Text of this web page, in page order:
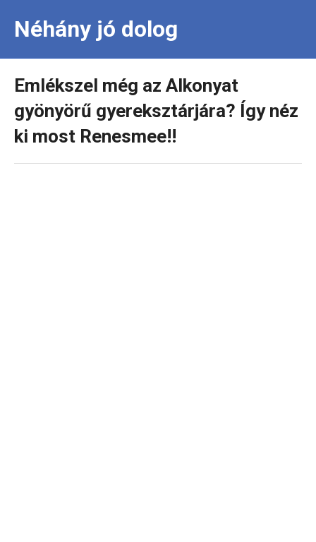
Néhány jó dolog
Emlékszel még az Alkonyat
gyönyörű gyereksztárjára? Így néz
ki most Renesmee!!